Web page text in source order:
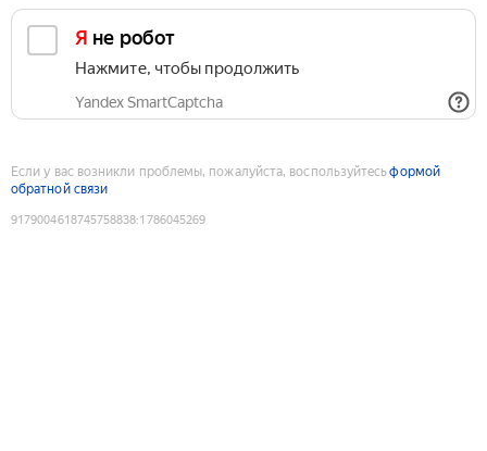
Я не робот
Нажмите, чтобы продолжить
Yandex SmartCaptcha
Если у вас возникли проблемы, пожалуйста, воспользуйтесьформой
обратной связи
9179004618745758838:1786045269